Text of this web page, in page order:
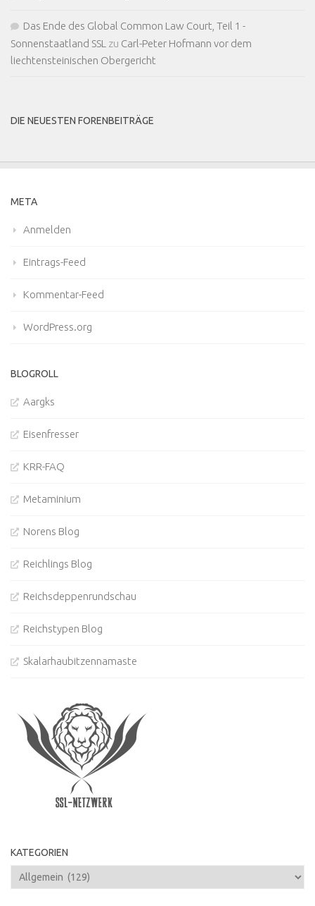
Das Ende des Global Common Law Court, Teil 1 -
Sonnenstaatland SSL zu Carl-Peter Hofmann vor dem
liechtensteinischen Obergericht
DIE NEUESTEN FORENBEITRÄGE
META
Anmelden
Eintrags-Feed
Kommentar-Feed
WordPress.org
BLOGROLL
Aargks
Eisenfresser
KRR-FAQ
Metaminium
Norens Blog
Reichlings Blog
Reichsdeppenrundschau
Reichstypen Blog
Skalarhaubitzennamaste
KATEGORIEN
Kategorien